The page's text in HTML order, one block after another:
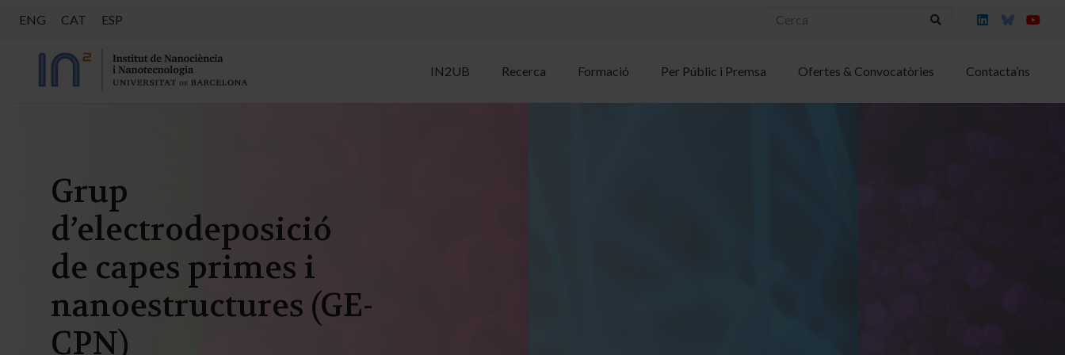
ENG CAT ESP
IN2UB Recerca Formació Per Públic i Premsa Ofertes & Convocatòries Contacta’ns
Grup
d’electrodeposició
de capes primes i
nanoestructures (GE-
CPN)